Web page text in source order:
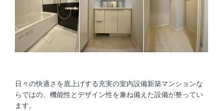
日々の快適さを底上げする充実の室内設備新築マンションな
らではの、機能性とデザイン性を兼ね備えた設備が整ってい
ます。